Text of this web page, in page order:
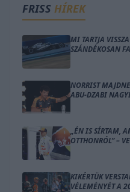
FRISS HÍREK
MI TARTJA
SZÁNDÉKOSAN
NORRIST
ABU-DZABI
„ÉN IS SÍRTAM,
OTTHONRÓL” –
KIKÉRTÜK
VÉLEMÉNYÉT A